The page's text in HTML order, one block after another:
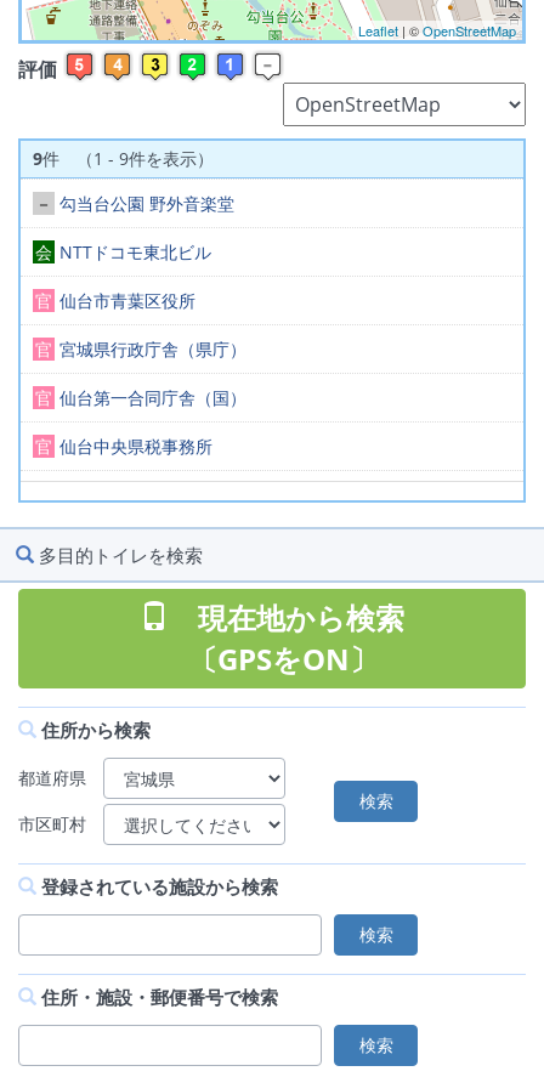
Leaflet | ©OpenStreetMap
評価
9件 （1 - 9件を表示）
－ 勾当台公園 野外音楽堂
会 NTTドコモ東北ビル
官 仙台市青葉区役所
官 宮城県行政庁舎（県庁）
官 仙台第一合同庁舎（国）
官 仙台中央県税事務所
官宮城県警察本部
官 仙台北税務署
官仙台第二合同庁舎（国）
多目的トイレを検索
現在地から検索
〔GPSをON〕
住所から検索
都道府県
市区町村
登録されている施設から検索
住所・施設・郵便番号で検索